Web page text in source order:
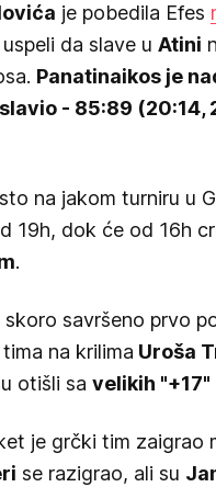
je pobedila Efes
da slave u Atini
Panatinaikos je
- 85:89 (20:14,
na jakom turniru u
19h, dok će od 16h
.
savršeno prvo
na krilima Uroša
otišli sa velikih "+17"
je grčki tim zaigrao
se razigrao, ali su